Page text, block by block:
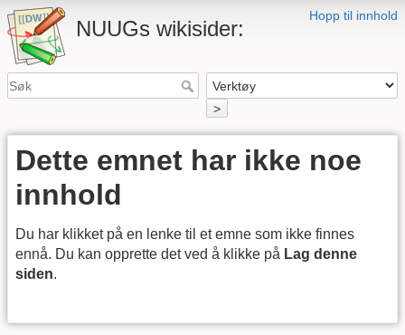
Hopp til innhold
NUUGs wikisider:
>
Dette emnet har ikke noe
innhold
Du har klikket på en lenke til et emne som ikke finnes
ennå. Du kan opprette det ved å klikke på Lag denne
siden.